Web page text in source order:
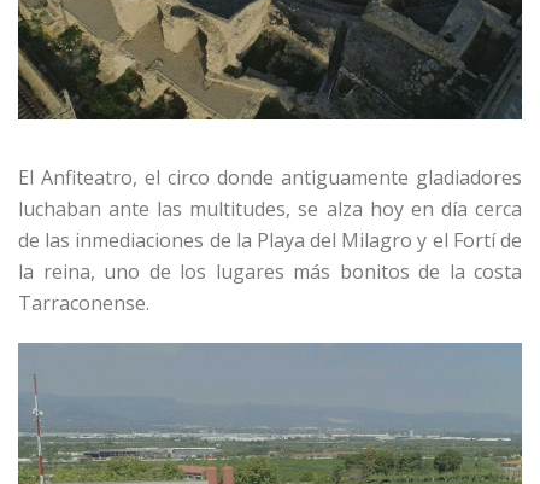
El Anfiteatro, el circo donde antiguamente gladiadores
luchaban ante las multitudes, se alza hoy en día cerca
de las inmediaciones de la Playa del Milagro y el Fortí de
la reina, uno de los lugares más bonitos de la costa
Tarraconense.